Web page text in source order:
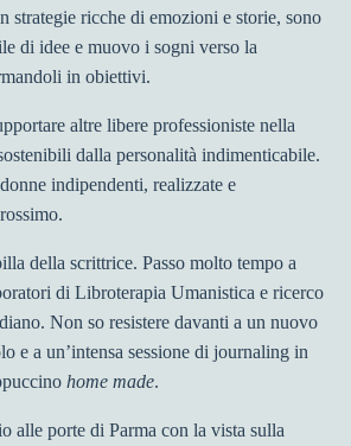
strategie ricche di emozioni e storie, sono
di idee e muovo i sogni verso la
in obiettivi.
altre libere professioniste nella
dalla personalità indimenticabile.
indipendenti, realizzate e
della scrittrice. Passo molto tempo a
di Libroterapia Umanistica e ricerco
Non so resistere davanti a un nuovo
e a un’intensa sessione di journaling in
home made.
alle porte di Parma con la vista sulla